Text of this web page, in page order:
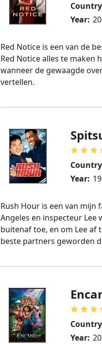
Year:
Red Notice is een van de
Red Notice alles te maken
wanneer de gewaagde
vertellen.
Year:
Rush Hour is een van mijn
Angeles en inspecteur Lee
buitenaf toe, en om Lee af
beste partners geworden
Year: